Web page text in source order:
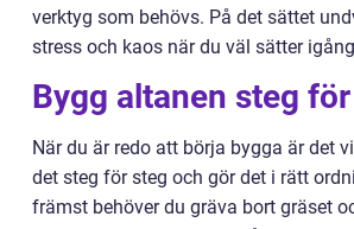
verktyg som behövs. På det sättet
stress och kaos när du väl sätter
Bygg altanen steg
När du är redo att börja bygga är det
det steg för steg och gör det i rätt
främst behöver du gräva bort gräset